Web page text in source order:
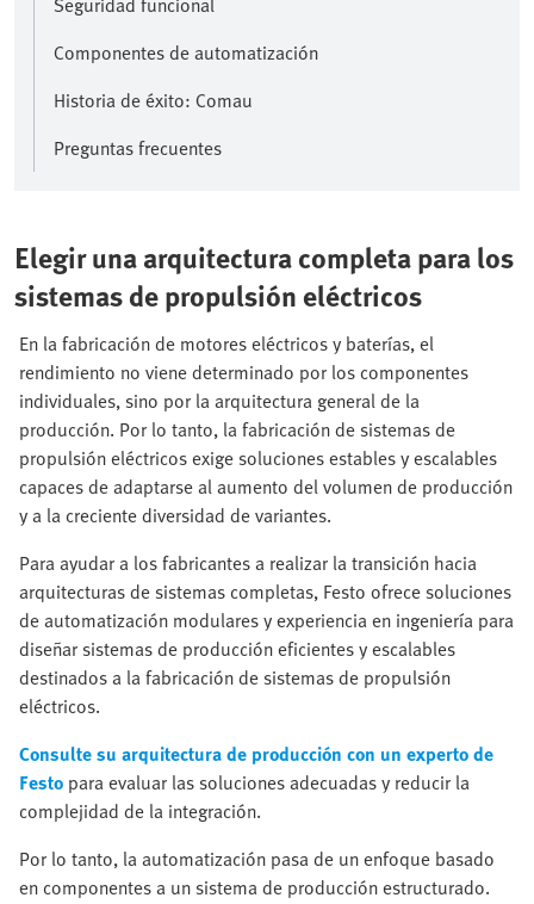
Componentes de automatización
Historia de éxito: Comau
Preguntas frecuentes
Elegir una arquitectura completa para los
sistemas de propulsión eléctricos
En la fabricación de motores eléctricos y baterías, el
rendimiento no viene determinado por los componentes
individuales, sino por la arquitectura general de la
producción. Por lo tanto, la fabricación de sistemas de
propulsión eléctricos exige soluciones estables y escalables
capaces de adaptarse al aumento del volumen de producción
y a la creciente diversidad de variantes.
Para ayudar a los fabricantes a realizar la transición hacia
arquitecturas de sistemas completas, Festo ofrece soluciones
de automatización modulares y experiencia en ingeniería para
diseñar sistemas de producción eficientes y escalables
destinados a la fabricación de sistemas de propulsión
eléctricos.
Consulte su arquitectura de producción con un experto de
Festo para evaluar las soluciones adecuadas y reducir la
complejidad de la integración.
Por lo tanto, la automatización pasa de un enfoque basado
en componentes a un sistema de producción estructurado.